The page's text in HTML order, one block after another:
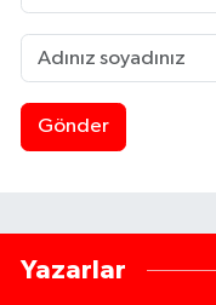
Gönder
Yazarlar